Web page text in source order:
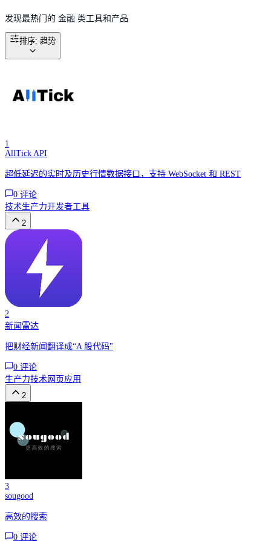
发现最热门的 金融 类工具和产品
排序: 趋势
1
AllTick API
超低延迟的实时及历史行情数据接口，支持 WebSocket 和 REST
0 评论
技术生产力开发者工具
2
2
新闻雷达
把财经新闻翻译成“A 股代码"
0 评论
生产力技术网页应用
2
3
sougood
高效的搜索
0 评论